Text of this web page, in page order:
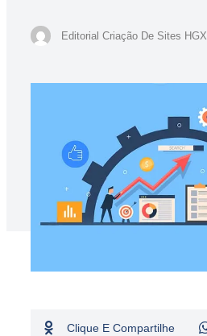
Editorial Criação De Sites HGX
Clique E Compartilhe